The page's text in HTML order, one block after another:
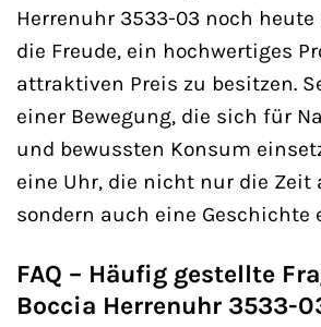
Herrenuhr 3533-03 noch heute
die Freude, ein hochwertiges
attraktiven Preis zu besitzen.
einer Bewegung, die sich für
und bewussten Konsum
eine Uhr, die nicht nur die Zeit
sondern auch eine Geschichte
FAQ – Häufig gestellte
Boccia Herrenuhr 3533-